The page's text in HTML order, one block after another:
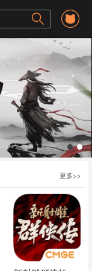
1 2
更多>>